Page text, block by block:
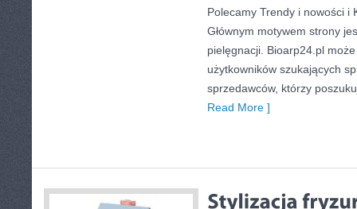
Polecamy Trendy i nowości i
Głównym motywem strony
pielęgnacji. Bioarp24.pl
użytkowników szukających
sprzedawców, którzy
Read More ]